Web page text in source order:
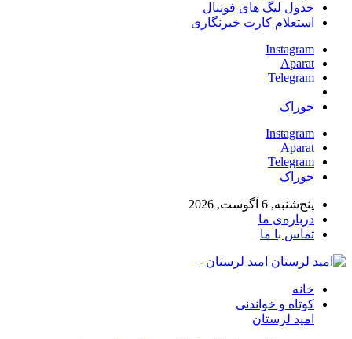
جدول لیگ های فوتبال
استعلام کارت خبرنگاری
Instagram
Aparat
Telegram
خوراک
Instagram
Aparat
Telegram
خوراک
پنج‌شنبه, 6 آگوست, 2026
درباره‌ی ما
تماس با ما
امید لرستان -
خانه
کوتاه و خواندنی
امید لرستان